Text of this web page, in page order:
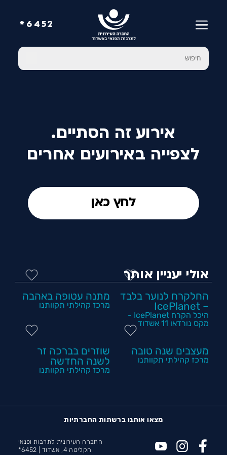
6452*
אירוע זה הסתיים.
לצפייה באירועים אחרים
לחץ כאן
אולי יעניין אותך
החלקרח לנוער בלבד
– IcePlanet
היכל הקרח IcePlanet -
מקס נורדאו 11 אשדוד
מתנה עטופה באהבה
מרכז קהילתי תקוותנו
מעצבים שנה טובה
מרכז קהילתי תקוותנו
שוזרים בברכה זר
לשנה החדשה
מרכז קהילתי תקוותנו
מצאו אותנו ברשתות החברתיות
החברה העירונית לתרבות ופנאי
הקליטה 4, אשדוד |
6452*